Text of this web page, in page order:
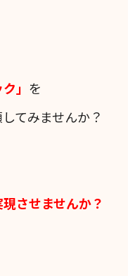
」 を
てみませんか？
させませんか？